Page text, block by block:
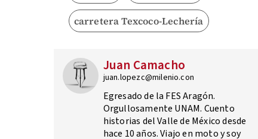
carretera Texcoco-Lechería
Juan Camacho
juan.lopezc@milenio.con
Egresado de la FES Aragón.
Orgullosamente UNAM. Cuento
historias del Valle de México desde
hace 10 años. Viajo en moto y soy